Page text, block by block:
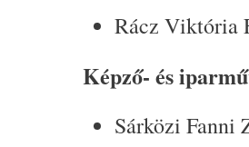
Rácz Viktória
Képző- és
Sárközi Fanni